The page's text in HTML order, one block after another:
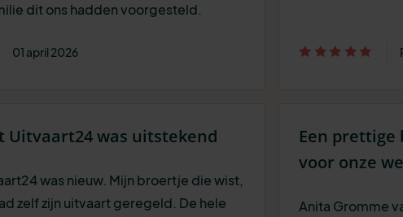
dit ons hadden voorgesteld.
01 april 2026
Uitvaart24 was uitstekend
was nieuw. Mijn broertje die wist,
zelf zijn uitvaart geregeld. De hele
Een prettige
voor onze
Anita Gromme